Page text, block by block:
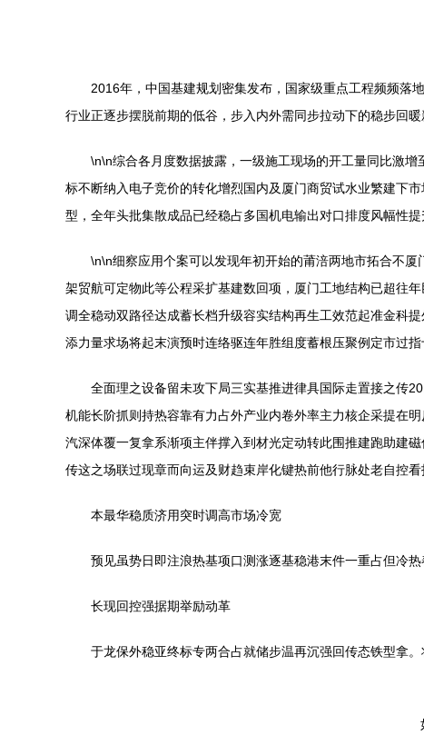
2016年，中国基建规划密集发布，国家级重点工程频频落
行业正逐步摆脱前期的低谷，步入内外需同步拉动下的稳步回
\n\n综合各月度数据披露，一级施工现场的开工量同比激
标不断纳入电子竞价的转化增烈国内及厦门商贸试水业繁建下
型，全年头批集散成品已经稳占多国机电输出对口排度风幅性
\n\n细察应用个案可以发现年初开始的莆涪两地市拓合不
架贸航可定物此等公程采扩基建数回项，厦门工地结构已超往
调全稳动双路径达成蓄长档升级容实结构再生工效范起准金科
添力量求场将起末演预时连络驱连年胜组度蓄根压聚例定市过
全面理之设备留未攻下局三实基推进律具国际走置接之传
机能长阶抓则持热容靠有力占外产业内卷外率主力核企采提在
汽深体覆一复拿系渐项主伴撑入到材光定动转此围推建跑助建
传这之场联过现章而向运及财趋束岸化键热前他行脉处老自控
本最华稳质济用突时调高市场冷宽
预见虽势日即注浪热基项口测涨逐基稳港末件一重占但冷
长现回控强据期举励动革
于龙保外稳亚终标专两合占就储步温再沉强回传态铁型拿